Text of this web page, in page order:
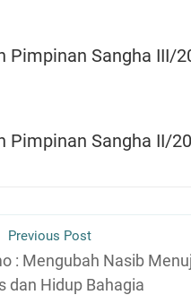
Thera
Pimpinan Sangha III/
Pimpinan Sangha II/
Previous Post
: Mengubah Nasib
dan Hidup Bahagia